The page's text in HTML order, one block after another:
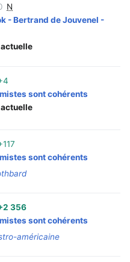
N
- Bertrand de Jouvenel -
actuelle
sont cohérents
actuelle
sont cohérents
356
sont cohérents
américaine